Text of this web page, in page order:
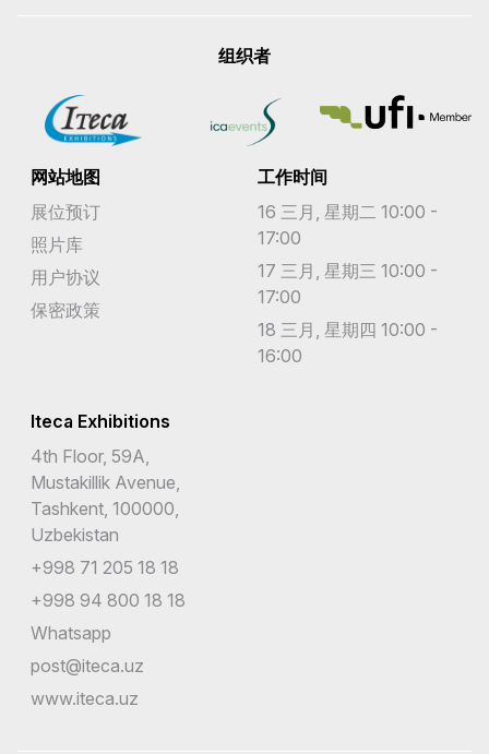
土库曼斯坦
圣卢西亚
圣基茨和尼维斯
圣巴泰勒米岛
圣赫勒拿岛
圣马丁岛
圣马丁岛
圣马力诺
圭亚那
坦桑尼亚
组织者
网站地图
展位预订
照片库
用户协议
保密政策
工作时间
16 三月, 星期二 10:00 -
17:00
17 三月, 星期三 10:00 -
17:00
18 三月, 星期四 10:00 -
16:00
Iteca Exhibitions
4th Floor, 59A,
Mustakillik Avenue,
Tashkent, 100000,
Uzbekistan
+998 71 205 18 18
+998 94 800 18 18
Whatsapp
post@iteca.uz
www.iteca.uz